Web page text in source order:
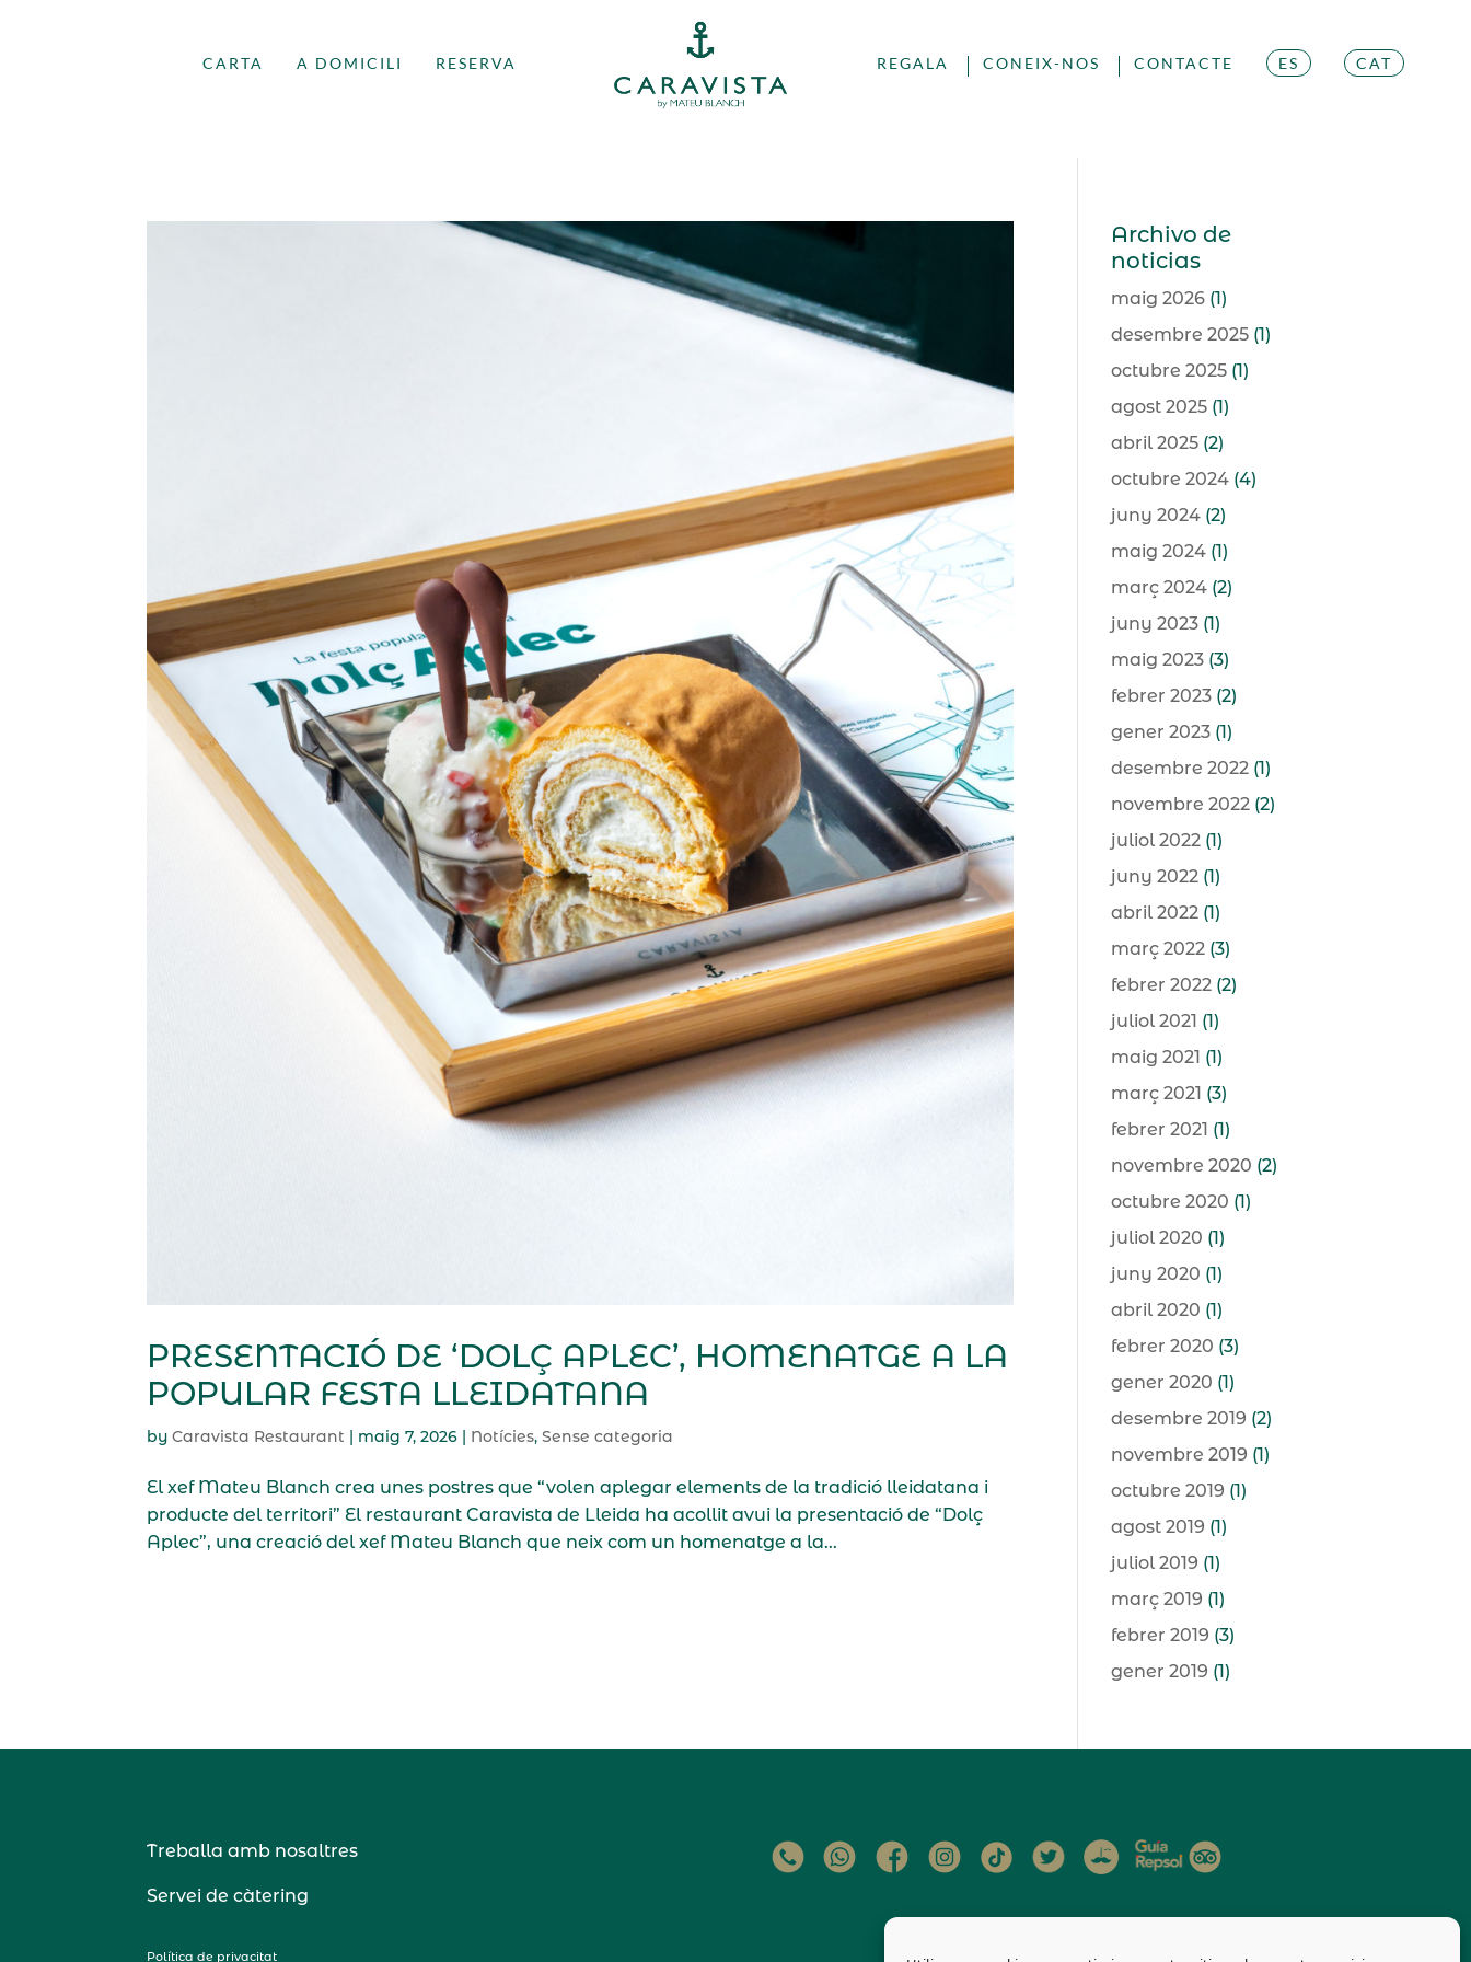
CARTA A DOMICILI RESERVA REGALA CONEIX-NOS CONTACTE ES CAT
PRESENTACIÓ DE ‘DOLÇ APLEC’, HOMENATGE A LA
POPULAR FESTA LLEIDATANA
byCaravista Restaurant | maig 7, 2026 | Notícies,Sense categoria
El xef Mateu Blanch crea unes postres que “volen aplegar elements de la tradició lleidatana i
producte del territori” El restaurant Caravista de Lleida ha acollit avui la presentació de “Dolç
Aplec”, una creació del xef Mateu Blanch que neix com un homenatge a la...
Archivo de
noticias
maig 2026 (1)
desembre 2025 (1)
octubre 2025 (1)
agost 2025 (1)
abril 2025 (2)
octubre 2024 (4)
juny 2024 (2)
maig 2024 (1)
març 2024 (2)
juny 2023 (1)
maig 2023 (3)
febrer 2023 (2)
gener 2023 (1)
desembre 2022 (1)
novembre 2022 (2)
juliol 2022 (1)
juny 2022 (1)
abril 2022 (1)
març 2022 (3)
febrer 2022 (2)
juliol 2021 (1)
maig 2021 (1)
març 2021 (3)
febrer 2021 (1)
novembre 2020 (2)
octubre 2020 (1)
juliol 2020 (1)
juny 2020 (1)
abril 2020 (1)
febrer 2020 (3)
gener 2020 (1)
desembre 2019 (2)
novembre 2019 (1)
octubre 2019 (1)
agost 2019 (1)
juliol 2019 (1)
març 2019 (1)
febrer 2019 (3)
gener 2019 (1)
Treballa amb nosaltres
Servei de càtering
Política de privacitat